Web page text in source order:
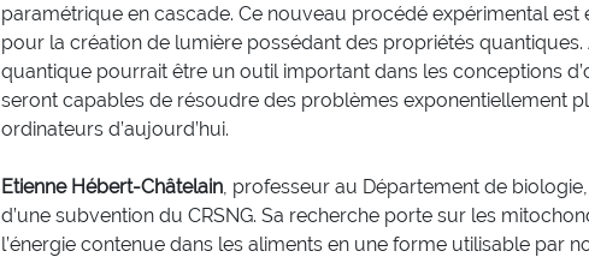
paramétrique en cascade. Ce nouveau procédé expérimental
pour la création de lumière possédant des propriétés
quantique pourrait être un outil important dans les conceptions
seront capables de résoudre des problèmes exponentiellement
ordinateurs d’aujourd’hui.
Etienne Hébert-Châtelain, professeur au Département de
d’une subvention du CRSNG. Sa recherche porte sur les
l’énergie contenue dans les aliments en une forme utilisable par